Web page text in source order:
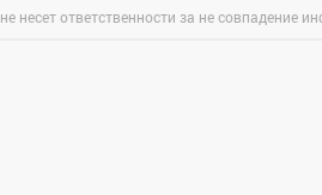
не несет ответственности за не совпадение